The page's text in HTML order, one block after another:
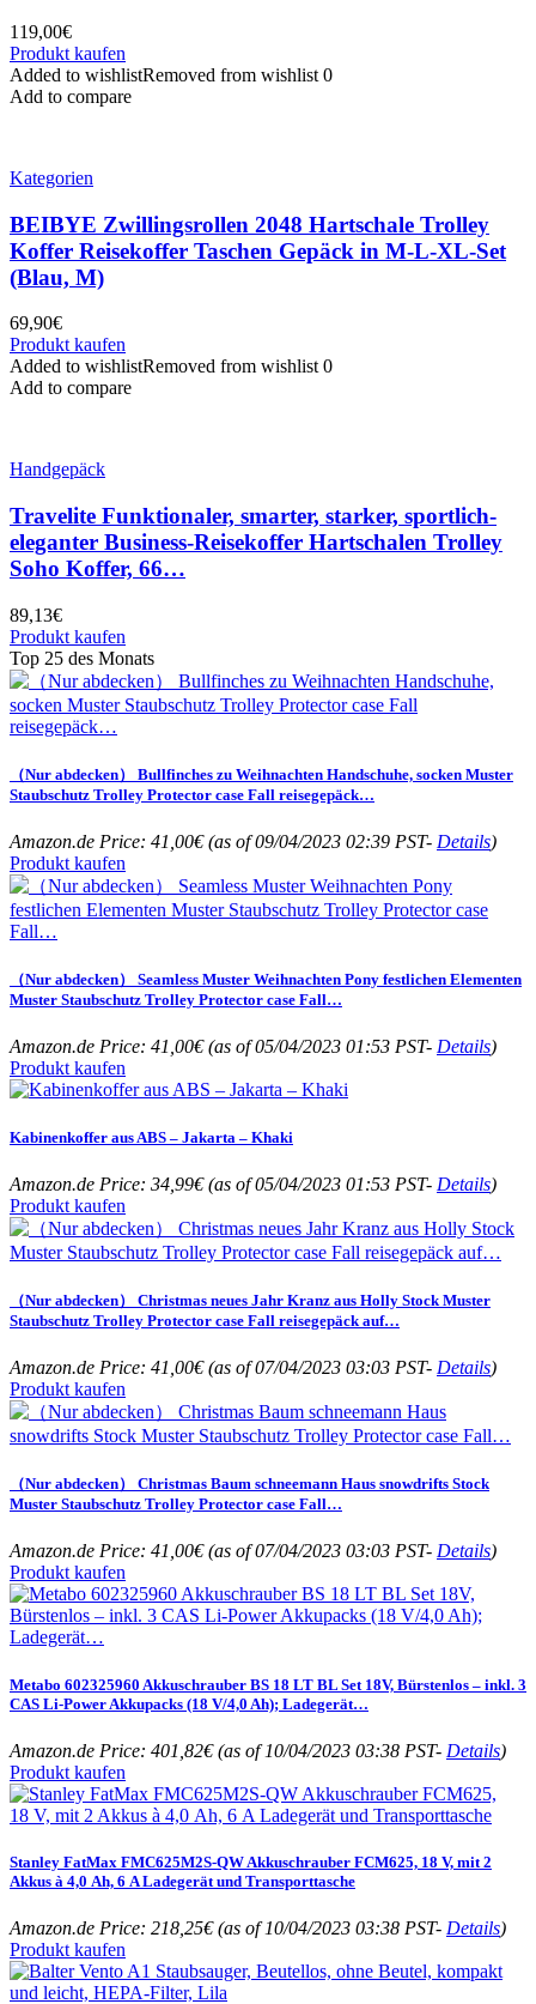
119,00€
Produkt kaufen
Added to wishlistRemoved from wishlist 0
Add to compare
Kategorien
BEIBYE Zwillingsrollen 2048 Hartschale Trolley
Koffer Reisekoffer Taschen Gepäck in M-L-XL-Set
(Blau, M)
69,90€
Produkt kaufen
Added to wishlistRemoved from wishlist 0
Add to compare
Handgepäck
Travelite Funktionaler, smarter, starker, sportlich-
eleganter Business-Reisekoffer Hartschalen Trolley
Soho Koffer, 66…
89,13€
Produkt kaufen
Top 25 des Monats
（Nur abdecken） Bullfinches zu Weihnachten Handschuhe, socken Muster
Staubschutz Trolley Protector case Fall reisegepäck…
Amazon.de Price: 41,00€(as of 09/04/2023 02:39 PST- Details)
Produkt kaufen
（Nur abdecken） Seamless Muster Weihnachten Pony festlichen Elementen
Muster Staubschutz Trolley Protector case Fall…
Amazon.de Price: 41,00€(as of 05/04/2023 01:53 PST- Details)
Produkt kaufen
Kabinenkoffer aus ABS – Jakarta – Khaki
Amazon.de Price: 34,99€(as of 05/04/2023 01:53 PST- Details)
Produkt kaufen
（Nur abdecken） Christmas neues Jahr Kranz aus Holly Stock Muster
Staubschutz Trolley Protector case Fall reisegepäck auf…
Amazon.de Price: 41,00€(as of 07/04/2023 03:03 PST- Details)
Produkt kaufen
（Nur abdecken） Christmas Baum schneemann Haus snowdrifts Stock
Muster Staubschutz Trolley Protector case Fall…
Amazon.de Price: 41,00€(as of 07/04/2023 03:03 PST- Details)
Produkt kaufen
Metabo 602325960 Akkuschrauber BS 18 LT BL Set 18V, Bürstenlos – inkl. 3
CAS Li-Power Akkupacks (18 V/4,0 Ah); Ladegerät…
Amazon.de Price: 401,82€(as of 10/04/2023 03:38 PST- Details)
Produkt kaufen
Stanley FatMax FMC625M2S-QW Akkuschrauber FCM625, 18 V, mit 2
Akkus à 4,0 Ah, 6 A Ladegerät und Transporttasche
Amazon.de Price: 218,25€(as of 10/04/2023 03:38 PST- Details)
Produkt kaufen